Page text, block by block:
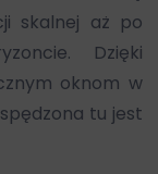
skalnej aż po
Dzięki
oknom w
tu jest